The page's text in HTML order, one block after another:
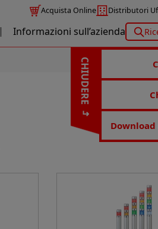
Acquista Online Distributori
Informazioni sull’azienda
CHIUDERE
Download